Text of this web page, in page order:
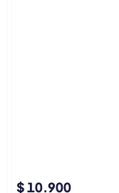
$ 10.900